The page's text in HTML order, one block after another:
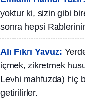
yoktur ki, sizin gibi
sonra hepsi
Ali Fikri Yavuz:
içmek, zikretmek
Levhi mahfuzda) hiç
getirilirler.